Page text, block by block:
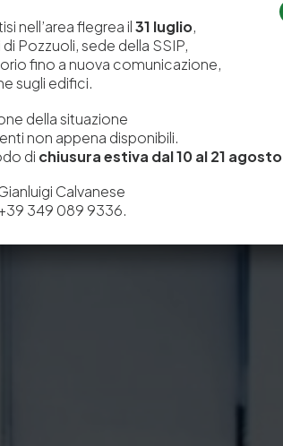
nell’area flegrea il31 luglio,
Pozzuoli, sede della SSIP,
fino a nuova comunicazione,
sugli edifici.
della situazione
non appena disponibili.
di chiusura estiva dal 10 al 21 agosto
Calvanese
349 089 9336.